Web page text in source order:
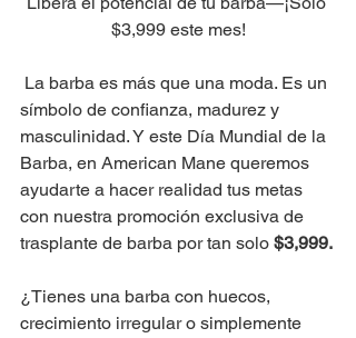
$3,999 este mes!
La barba es más que una moda. Es un
símbolo de confianza, madurez y
masculinidad. Y este Día Mundial de la
Barba, en American Mane queremos
ayudarte a hacer realidad tus metas
con nuestra promoción exclusiva de
trasplante de barba por tan solo $3,999.
¿Tienes una barba con huecos,
crecimiento irregular o simplemente